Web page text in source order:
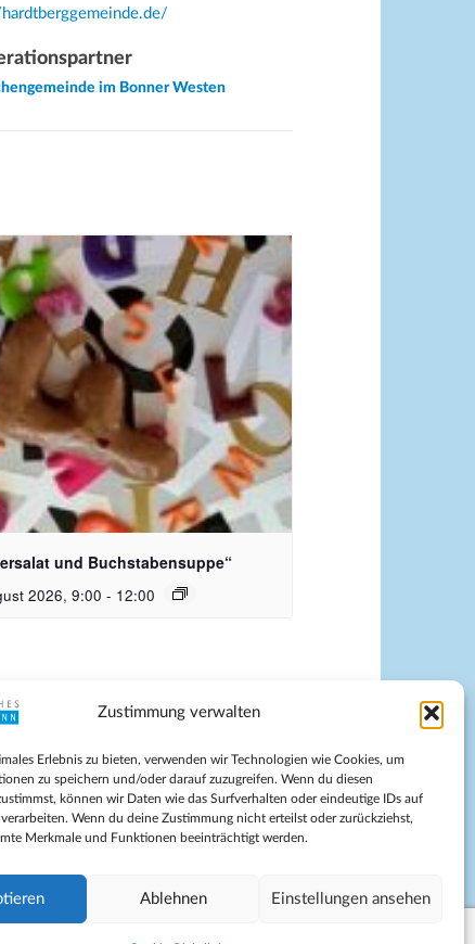
Zustimmung verwalten
Erlebnis zu bieten, verwenden wir Technologien wie Cookies, um
zu speichern und/oder darauf zuzugreifen. Wenn du diesen
können wir Daten wie das Surfverhalten oder eindeutige IDs auf
Wenn du deine Zustimmung nicht erteilst oder zurückziehst,
Merkmale und Funktionen beeinträchtigt werden.
Ablehnen Einstellungen ansehen
im Bonner Westen
Pixabay Free_Christoph
und Buchstabensuppe“
2026, 9:00 - 12:00
Kirche in Bonn
Richtlinie (EU)